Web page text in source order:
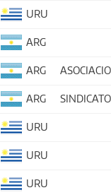
URU
ARG
ARG
ARG
URU
URU
URU